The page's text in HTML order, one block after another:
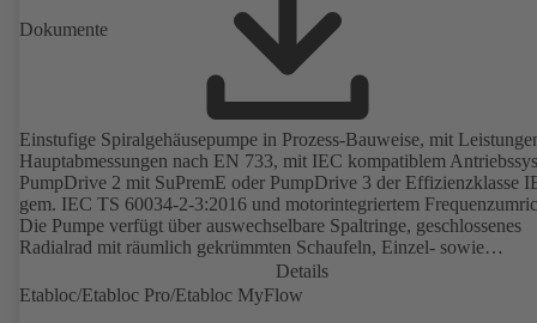
Dokumente
Einstufige Spiralgehäusepumpe in Prozess-Bauweise, mit
Hauptabmessungen nach EN 733, mit IEC kompatiblem
PumpDrive 2 mit SuPremE oder PumpDrive 3 der Effizienzklasse
gem. IEC TS 60034-2-3:2016 und motorintegriertem
Die Pumpe verfügt über auswechselbare Spaltringe, geschlossenes
Radialrad mit räumlich gekrümmten Schaufeln, Einzel- sowie
Doppelgleitringdichtungen nach EN 12756, Welle im Bereich der
Wellendichtung mit auswechselbarer Wellenschutzhülse. Die
Prozessbauweise ermöglicht eine Demontage der Kupplung, der
Details
Etabloc/Etabloc Pro/Etabloc MyFlow